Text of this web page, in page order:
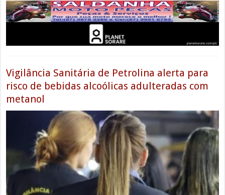
Vigilância Sanitária de Petrolina alerta para
risco de bebidas alcoólicas adulteradas com
metanol